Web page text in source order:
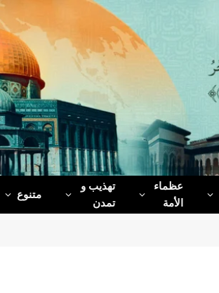
عظماء‌
الأمة
تهذیب و
تمدن
متنوع